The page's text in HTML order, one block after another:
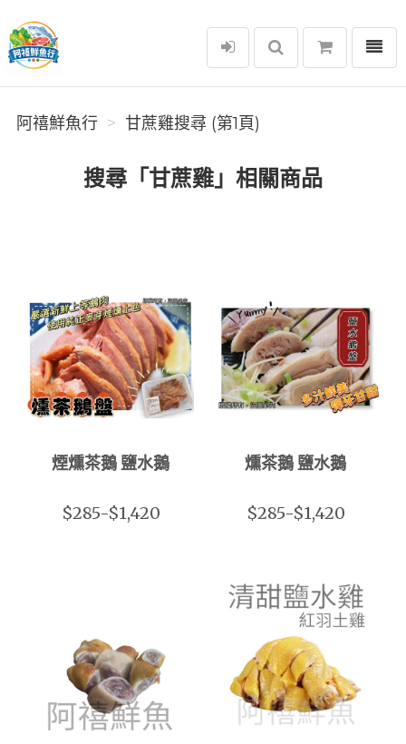
阿禧鮮魚行
選單
阿禧鮮魚行 甘蔗雞搜尋 (第1頁)
搜尋「甘蔗雞」相關商品
煙燻茶鵝 鹽水鵝
$285-$1,420
燻茶鵝 鹽水鵝
$285-$1,420